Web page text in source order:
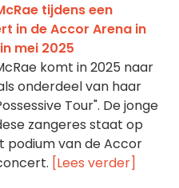
tijdens een
in de Accor Arena in
mei 2025
komt in 2025 naar
onderdeel van haar
Tour". De jonge
zangeres staat op
podium van de Accor
[Lees verder]